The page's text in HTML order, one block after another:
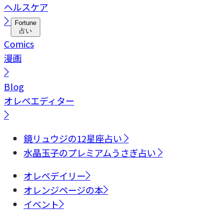
ヘルスケア
Fortune
占い
Comics
漫画
Blog
オレペエディター
鏡リュウジの12星座占い
水晶玉子のプレミアムうさぎ占い
オレペデイリー
オレンジページの本
イベント